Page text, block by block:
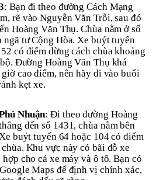
: Bạn đi theo đường Cách Mạng
rẽ vào Nguyễn Văn Trỗi, sau đó
Hoàng Văn Thụ. Chùa nằm ở số
ngã tư Cộng Hòa. Xe buýt tuyến
có điểm dừng cách chùa khoảng
Đường Hoàng Văn Thụ khá
cao điểm, nên hãy đi vào buổi
kẹt xe.
Nhuận: Đi theo đường Hoàng
đến số 1431, chùa nằm bên
buýt tuyến 64 hoặc 104 có điểm
Khu vực này có bãi đỗ xe
cho cả xe máy và ô tô. Bạn có
Maps để định vị chính xác,